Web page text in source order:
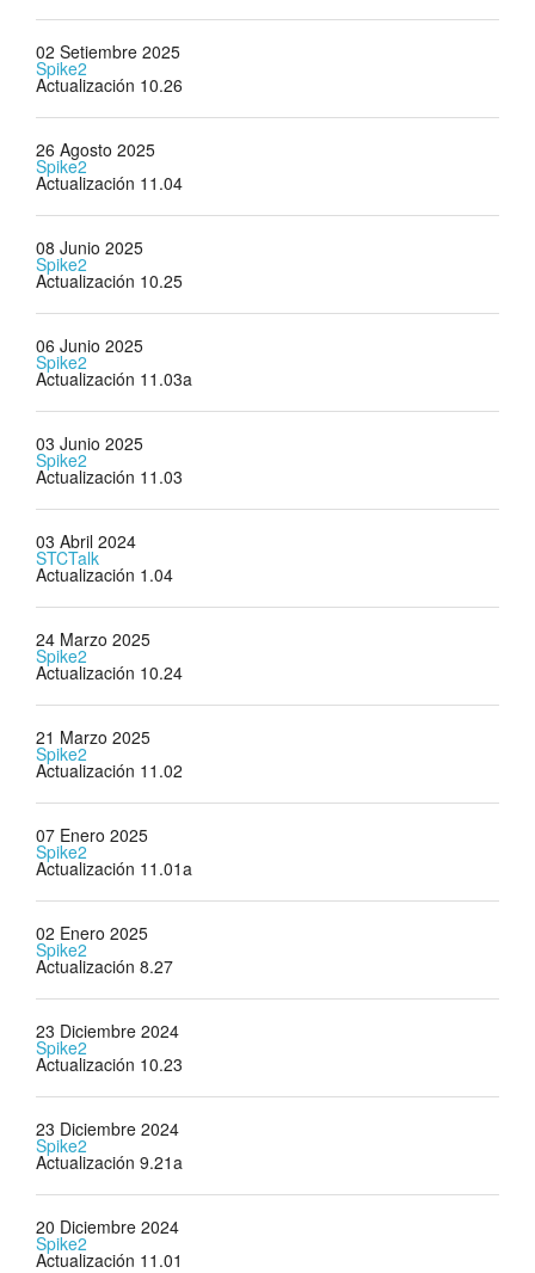
02 Setiembre 2025
Spike2
Actualización 10.26
26 Agosto 2025
Spike2
Actualización 11.04
08 Junio 2025
Spike2
Actualización 10.25
06 Junio 2025
Spike2
Actualización 11.03a
03 Junio 2025
Spike2
Actualización 11.03
03 Abril 2024
STCTalk
Actualización 1.04
24 Marzo 2025
Spike2
Actualización 10.24
21 Marzo 2025
Spike2
Actualización 11.02
07 Enero 2025
Spike2
Actualización 11.01a
02 Enero 2025
Spike2
Actualización 8.27
23 Diciembre 2024
Spike2
Actualización 10.23
23 Diciembre 2024
Spike2
Actualización 9.21a
20 Diciembre 2024
Spike2
Actualización 11.01